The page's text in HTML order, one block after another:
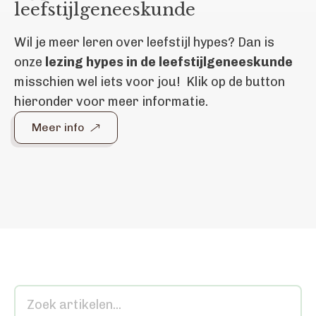
leefstijlgeneeskunde
Wil je meer leren over leefstijl hypes? Dan is
onze lezing hypes in de leefstijlgeneeskunde
misschien wel iets voor jou! Klik op de button
hieronder voor meer informatie.
Meer info